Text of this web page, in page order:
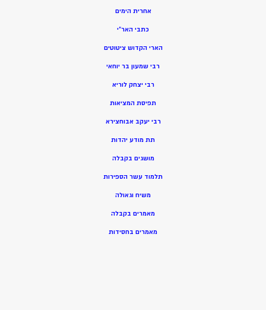
אחרית הימים
כתבי האר”י
הארי הקדוש ציטוטים
רבי שמעון בר יוחאי
רבי יצחק לוריא
תפיסת המציאות
רבי יעקב אבוחצירא
תת מודע יהדות
מושגים בקבלה
תלמוד עשר הספירות
משיח וגאולה
מאמרים בקבלה
מאמרים בחסידות